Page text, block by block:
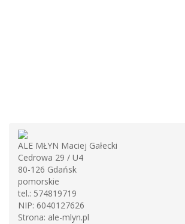
ALE MŁYN Maciej Gałecki
Cedrowa 29 / U4
80-126 Gdańsk
pomorskie
tel.: 574819719
NIP: 6040127626
Strona: ale-mlyn.pl